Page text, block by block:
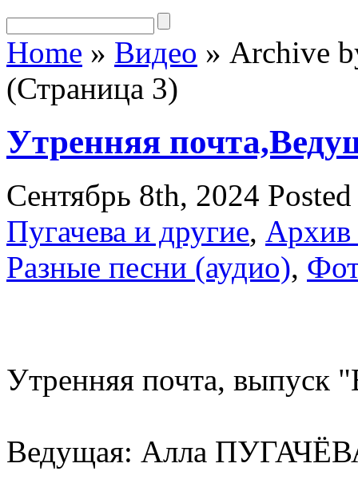
Home » Видео » Archive
(Страница 3)
Утренняя
Сентябрь 8th, 2024
Пугачева и другие, Архив
Разные песни (аудио),
Утренняя почта, выпуск
Ведущая: Алла